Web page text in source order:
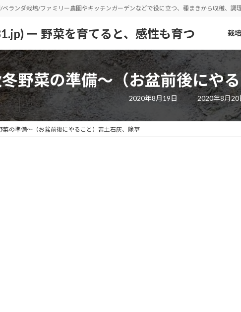
ランダ栽培/ファミリー農園やキッチンガーデンなどで役に立つ、種まきから収穫、調
ー 野菜を育てると、感性も育つ 栽
野菜の準備～（お盆前後にや
2020年8月19日
最
終
更
新
2020年8月20
菜の準備～（お盆前後にやること）苦土石灰、除草